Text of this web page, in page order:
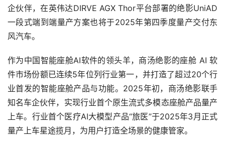
企伙伴，在英伟达DIRVE AGX Thor平台部署的绝影UniAD
一段式端到端量产方案也将于2025年第四季度量产交付东
风汽车。
作为中国智能座舱AI软件的领头羊，商汤绝影的座舱 AI 软
件市场份额已连续5年位列行业第一，并打造了超过20个行
业首发的智能座舱产品与功能。2025年初，商汤绝影联手
知名车企伙伴，实现行业首个原生流式多模态座舱产品量产
上车。行业首个医疗AI大模型产品“旅医”于2025年3月正式
量产上车星途揽月，为用户打造全场景的健康管家。